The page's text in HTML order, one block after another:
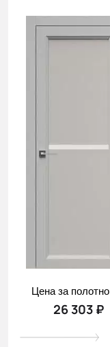
Цена за полотно
26 303 ₽